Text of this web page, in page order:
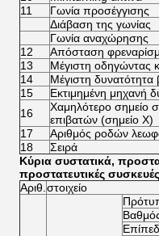
11
Γωνία προσέγγισης
Διάβαση της γωνίας
Γωνία αναχώρησης
12
Απόσταση
13
Μέγιστη οδηγώντας
14
Μέγιστη δυνατότητα
15
Εκτιμημένη μηχανή
16
Χαμηλότερο σημείο
επιβατών (σημείο Χ)
17
Αριθμός ροδών
18
Σειρά
Κύρια συστατικά,
προστατευτικές συσκευές
Αριθ. στοιχείο